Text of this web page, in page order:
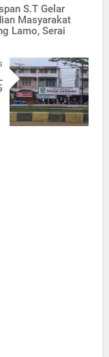
S.T Gelar
Masyarakat
Lamo, Serai